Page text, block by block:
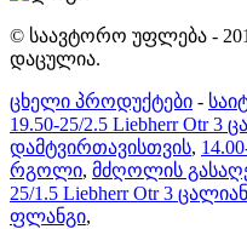
© საავტორო უფლება -
დაცულია.
ცხელი პროდუქტები -
19.50-25/2.5 Liebherr Otr
დამტვირთავისთვის,
რგოლი, მძღოლის
25/1.5 Liebherr Otr 3
ფლანგი,